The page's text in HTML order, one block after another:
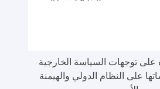
على توجهات السياسة الخارجية
على النظام الدولي والهيمنة